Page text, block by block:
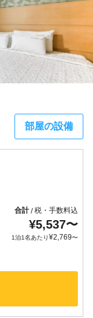
部屋の設備
合計/税・手数料込
¥5,537〜
1泊1名あたり¥2,769〜